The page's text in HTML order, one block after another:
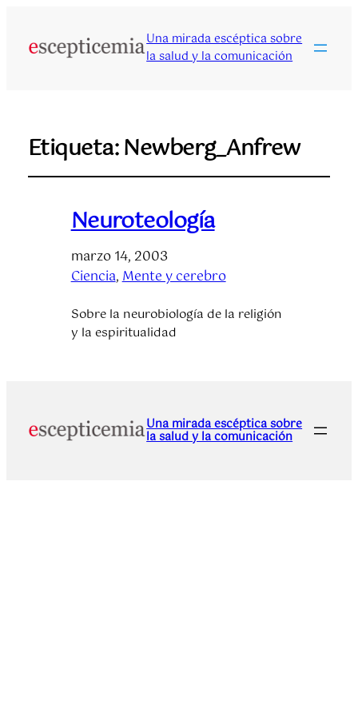
Una mirada escéptica sobre
la salud y la comunicación
Etiqueta:Newberg_Anfrew
Neuroteología
marzo 14, 2003
Ciencia, Mente y cerebro
Sobre la neurobiología de la religión
y la espiritualidad
Una mirada escéptica sobre
la salud y la comunicación